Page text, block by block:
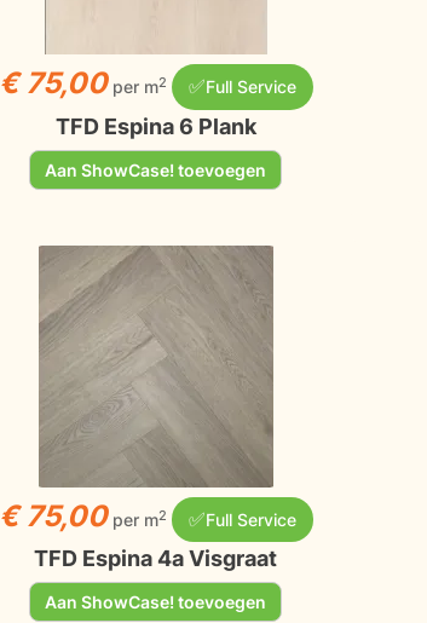
€ 75,00 per m2 ✅Full Service
TFD Espina 6 Plank
Aan ShowCase! toevoegen
€ 75,00 per m2 ✅Full Service
TFD Espina 4a Visgraat
Aan ShowCase! toevoegen